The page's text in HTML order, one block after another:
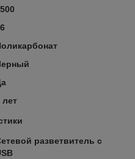
лет
разветвитель c